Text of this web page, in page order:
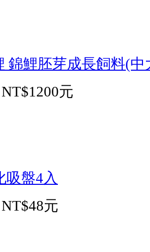
錦鯉胚芽成長飼料(中
NT$1200元
吸盤4入
NT$48元